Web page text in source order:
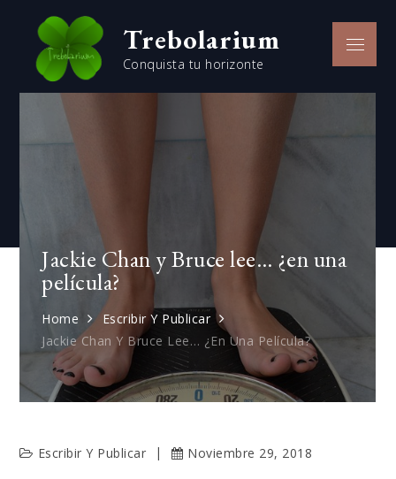
content
Trebolarium
Conquista tu horizonte
Menu
Jackie Chan y Bruce lee… ¿en una
película?
Home
Escribir Y Publicar
Jackie Chan Y Bruce Lee… ¿en Una Película?
Escribir Y Publicar Noviembre 29, 2018